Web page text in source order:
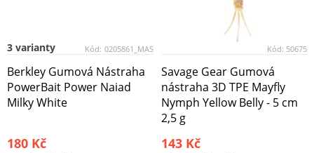
Kód: 0205861_MAS
3 varianty
Berkley Gumová Nástraha
PowerBait Power Naiad
Milky White
180 Kč
Kód: 50675
Savage Gear Gumová
nástraha 3D TPE Mayfly
Nymph Yellow Belly - 5 cm
2,5 g
143 Kč